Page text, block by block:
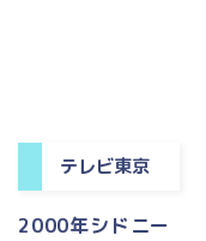
テレビ東京
2000年シドニー